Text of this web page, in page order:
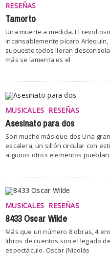
RESEÑAS
Tamorto
Una muerte a medida. El
incansablemente pícaro Arlequín,
supuesto todos lloran
más se lamenta es el
MUSICALES RESEÑAS
Asesinato para dos
Son mucho más que dos Una
escalera, un sillón circular con
algunos otros elementos pueblan
MUSICALES RESEÑAS
8433 Oscar Wilde
Más que un número 8 obras, 4
libros de cuentos son el legado
espectáculo. Oscar (Nicolás